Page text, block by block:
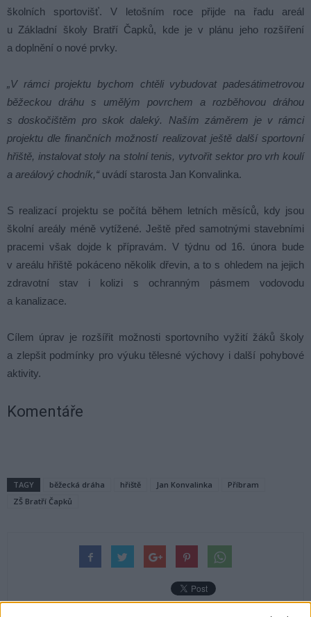
školních sportovišť. V letošním roce přijde na řadu areál
u Základní školy Bratří Čapků, kde je v plánu jeho rozšíření
a doplnění o nové prvky.
„V rámci projektu bychom chtěli vybudovat padesátimetrovou
běžeckou dráhu s umělým povrchem a rozběhovou dráhou
s doskočištěm pro skok daleký. Naším záměrem je v rámci
projektu dle finančních možností realizovat ještě další sportovní
hřiště, instalovat stoly na stolní tenis, vytvořit sektor pro vrh koulí
a areálový chodník,“ uvádí starosta Jan Konvalinka.
S realizací projektu se počítá během letních měsíců, kdy jsou
školní areály méně vytížené. Ještě před samotnými stavebními
pracemi však dojde k přípravám. V týdnu od 16. února bude
v areálu hřiště pokáceno několik dřevin, a to s ohledem na jejich
zdravotní stav i kolizi s ochranným pásmem vodovodu
a kanalizace.
Cílem úprav je rozšířit možnosti sportovního vyžití žáků školy
a zlepšit podmínky pro výuku tělesné výchovy i další pohybové
aktivity.
Komentáře
TAGY běžecká dráha hřiště Jan Konvalinka
Příbram
ZŠ Bratří Čapků